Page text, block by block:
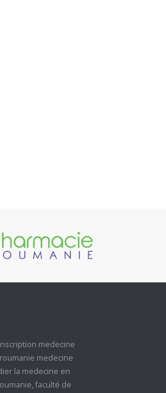
medecine
roumanie medecine
la medecine en
, faculté de